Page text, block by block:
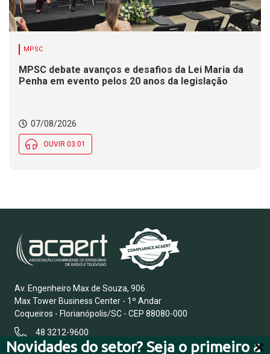
Novidades do setor? Seja o primeiro a
MPSC
MPSC debate avanços e desafios da Lei Maria da
Penha em evento pelos 20 anos da legislação
07/08/2026
OUVIR 03:01
Av. Engenheiro Max de Souza, 906
Max Tower Business Center - 1º Andar
Coqueiros - Florianópolis/SC - CEP 88080-000
48 3212-9600